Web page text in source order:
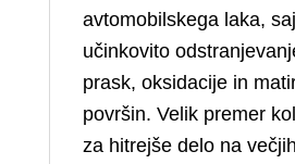
avtomobilskega laka,
učinkovito
prask, oksidacije in
površin. Velik premer
za hitrejše delo na